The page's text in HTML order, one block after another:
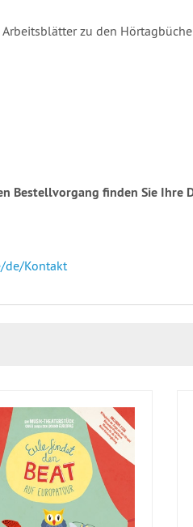
zu den
Bestellvorgang finden Sie
de/Kontakt